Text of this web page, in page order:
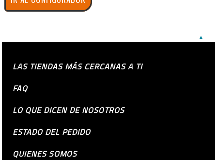
▲
LAS TIENDAS MÁS CERCANAS A TI
FAQ
LO QUE DICEN DE NOSOTROS
ESTADO DEL PEDIDO
QUIENES SOMOS